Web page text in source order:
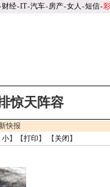
财经-IT-汽车-房产-女人 -短信-
惊天阵容
快报
小】【打印 】 【 关闭 】